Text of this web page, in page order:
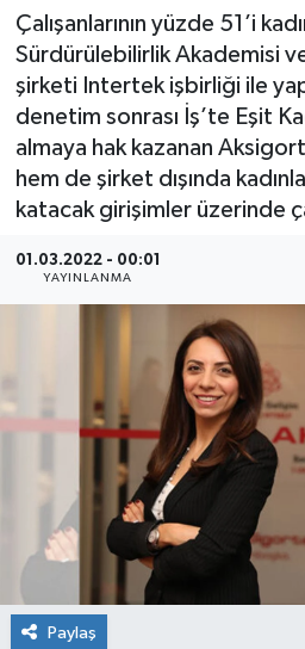
Çalışanlarının yüzde 51’i
Sürdürülebilirlik Akademisi
şirketi Intertek işbirliği ile
denetim sonrası İş’te Eşit
almaya hak kazanan
hem de şirket dışında
katacak girişimler üzerinde
01.03.2022 - 00:01
YAYINLANMA
Paylaş
HABERLER
KAPAK
OSB
SEKTÖR
ŞİRKET PANO
ÜLKE
YAŞAM